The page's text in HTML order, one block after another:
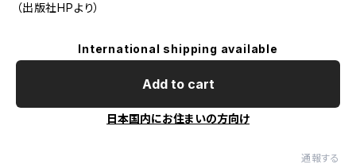
（出版社HPより）
International shipping available
Add to cart
日本国内にお住まいの方向け
通報する